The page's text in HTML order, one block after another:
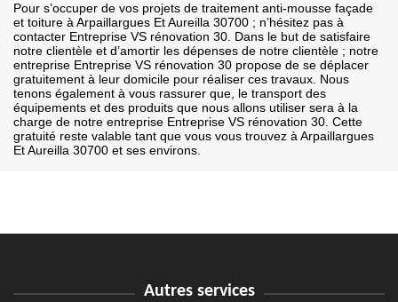
Pour s’occuper de vos projets de traitement anti-mousse façade
et toiture à Arpaillargues Et Aureilla 30700 ; n’hésitez pas à
contacter Entreprise VS rénovation 30. Dans le but de satisfaire
notre clientèle et d’amortir les dépenses de notre clientèle ; notre
entreprise Entreprise VS rénovation 30 propose de se déplacer
gratuitement à leur domicile pour réaliser ces travaux. Nous
tenons également à vous rassurer que, le transport des
équipements et des produits que nous allons utiliser sera à la
charge de notre entreprise Entreprise VS rénovation 30. Cette
gratuité reste valable tant que vous vous trouvez à Arpaillargues
Et Aureilla 30700 et ses environs.
Autres services